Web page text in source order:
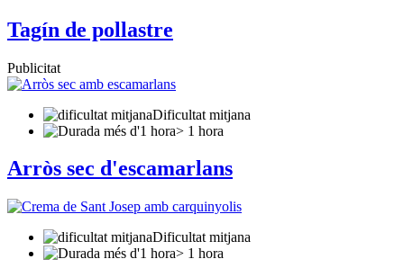
Tagín de pollastre
Publicitat
Dificultat mitjana
> 1 hora
Arròs sec d'escamarlans
Dificultat mitjana
> 1 hora